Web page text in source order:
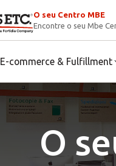
O seu Centro MBE
Encontre o seu Mbe
E-commerce & Fulfillment
O